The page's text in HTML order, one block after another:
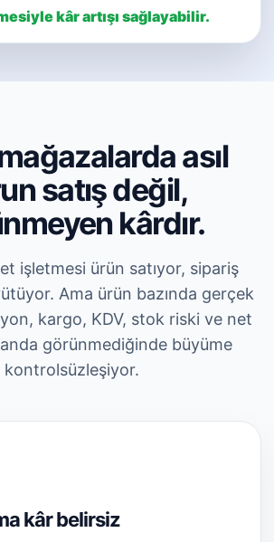
kâr artışı sağlayabilir.
asıl
satış değil,
kârdır.
işletmesi ürün satıyor, sipariş
Ama ürün bazında gerçek
kargo, KDV, stok riski ve net
görünmediğinde büyüme
kontrolsüzleşiyor.
kâr belirsiz